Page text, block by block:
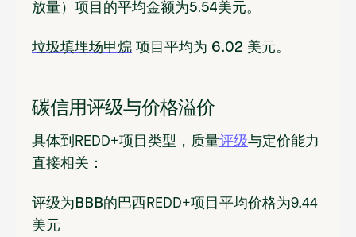
放量） 项目的平均金额为5.54美元。
垃圾填埋场甲烷 项目平均为 6.02 美元。
碳信用评级与价格溢价
具体到REDD+项目类型，质量评级与定价能力
直接相关：
评级为 BBB的巴西REDD+项目平均价格为9.44
美元